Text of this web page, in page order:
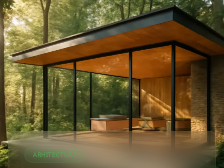
ARHITECTURĂ